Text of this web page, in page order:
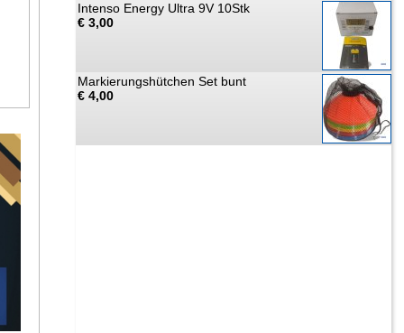
Intenso Energy Ultra 9V 10Stk
€ 3,00
Markierungshütchen Set bunt
€ 4,00